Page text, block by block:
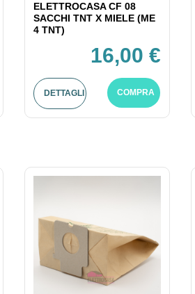
ELETTROCASA CF 08
SACCHI TNT X MIELE (ME
4 TNT)
16,00 €
DETTAGLI COMPRA